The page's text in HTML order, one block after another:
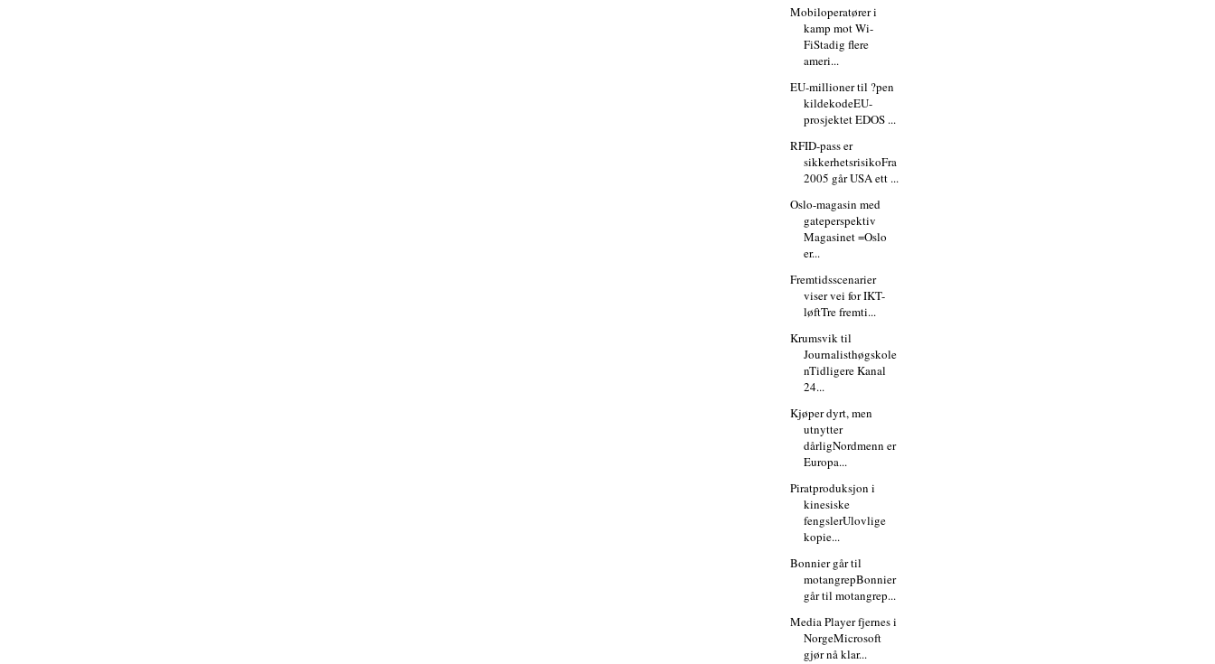
Mobiloperatører i
kamp mot Wi-
FiStadig flere
ameri...
EU-millioner til ?pen
kildekodeEU-
prosjektet EDOS ...
RFID-pass er
sikkerhetsrisikoFra
2005 går USA ett ...
Oslo-magasin med
gateperspektiv
Magasinet =Oslo
er...
Fremtidsscenarier
viser vei for IKT-
løftTre fremti...
Krumsvik til
Journalisthøgskole
nTidligere Kanal
24...
Kjøper dyrt, men
utnytter
dårligNordmenn er
Europa...
Piratproduksjon i
kinesiske
fengslerUlovlige
kopie...
Bonnier går til
motangrepBonnier
går til motangrep...
Media Player fjernes i
NorgeMicrosoft
gjør nå klar...